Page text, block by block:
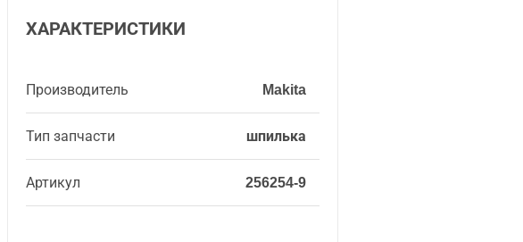
ХАРАКТЕРИСТИКИ
Производитель Makita
Тип запчасти шпилька
Артикул 256254-9